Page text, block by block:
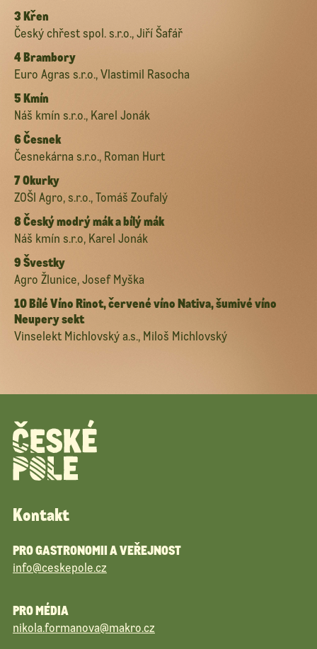
3 Křen
Český chřest spol. s.r.o., Jiří Šafář
4 Brambory
Euro Agras s.r.o., Vlastimil Rasocha
5 Kmín
Náš kmín s.r.o., Karel Jonák
6 Česnek
Česnekárna s.r.o., Roman Hurt
7 Okurky
ZOŠI Agro, s.r.o., Tomáš Zoufalý
8 Český modrý mák a bílý mák
Náš kmín s.r.o, Karel Jonák
9 Švestky
Agro Žlunice, Josef Myška
10 Bílé Víno Rinot, červené víno Nativa, šumivé víno
Neupery sekt
Vinselekt Michlovský a.s., Miloš Michlovský
Kontakt
PRO GASTRONOMII A VEŘEJNOST
info@ceskepole.cz
PRO MÉDIA
nikola.formanova@makro.cz